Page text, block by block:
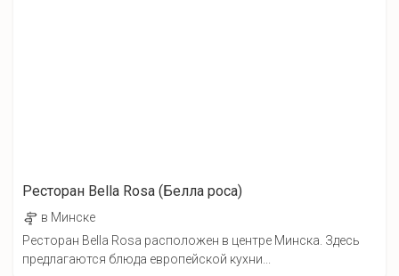
Ресторан Bella Rosa (Белла роcа)
в Минске
Ресторан Bella Rosa расположен в центре Минска. Здесь
предлагаются блюда европейской кухни...